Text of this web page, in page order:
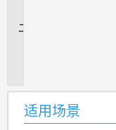
适用场景